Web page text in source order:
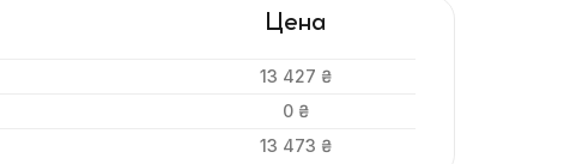
Цена
13 427 ₴
0 ₴
13 473 ₴